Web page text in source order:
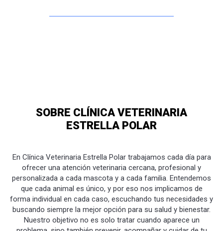
SOBRE CLÍNICA VETERINARIA
ESTRELLA POLAR
En Clínica Veterinaria Estrella Polar trabajamos cada día para
ofrecer una atención veterinaria cercana, profesional y
personalizada a cada mascota y a cada familia. Entendemos
que cada animal es único, y por eso nos implicamos de
forma individual en cada caso, escuchando tus necesidades y
buscando siempre la mejor opción para su salud y bienestar.
Nuestro objetivo no es solo tratar cuando aparece un